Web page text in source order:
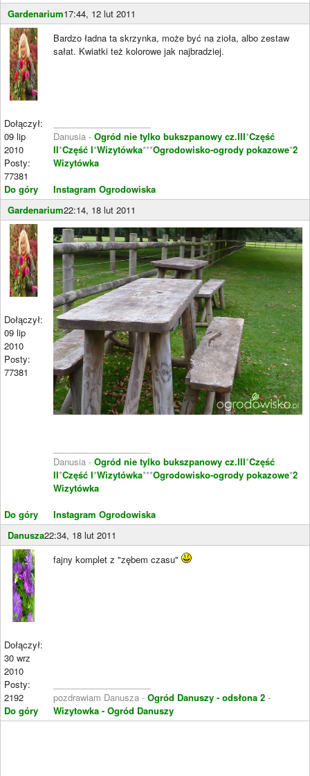
Gardenarium17:44, 12 lut 2011
Dołączył:
09 lip
2010
Posty:
77381
Do góry
Bardzo ładna ta skrzynka, może być na zioła, albo zestaw
sałat. Kwiatki też kolorowe jak najbradziej.
Danusia - Ogród nie tylko bukszpanowy cz.III*Część
II*Część I*Wizytówka***Ogrodowisko-ogrody pokazowe*2
Wizytówka
Instagram Ogrodowiska
Gardenarium22:14, 18 lut 2011
Dołączył:
09 lip
2010
Posty:
77381
Do góry
Danusia - Ogród nie tylko bukszpanowy cz.III*Część
II*Część I*Wizytówka***Ogrodowisko-ogrody pokazowe*2
Wizytówka
Instagram Ogrodowiska
Danusza22:34, 18 lut 2011
Dołączył:
30 wrz
2010
Posty:
2192
Do góry
fajny komplet z "zębem czasu"
pozdrawiam Danusza - Ogród Danuszy - odsłona 2 -
Wizytowka - Ogród Danuszy